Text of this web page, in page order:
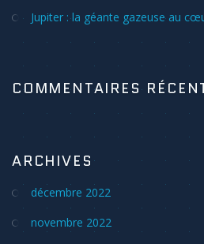
Jupiter : la géante gazeuse au
COMMENTAIRES
ARCHIVES
décembre 2022
novembre 2022